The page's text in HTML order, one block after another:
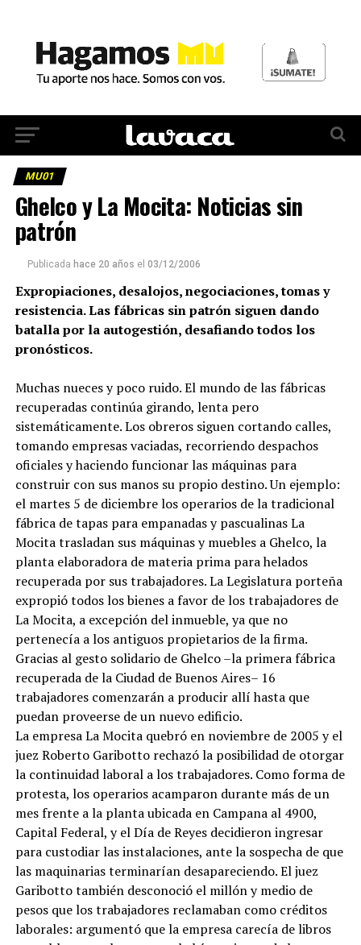
MU01
Ghelco y La Mocita: Noticias sin
patrón
Publicada hace 20 años el 03/12/2006
Expropiaciones, desalojos, negociaciones, tomas y
resistencia. Las fábricas sin patrón siguen dando
batalla por la autogestión, desafiando todos los
pronósticos.
Muchas nueces y poco ruido. El mundo de las fábricas
recuperadas continúa girando, lenta pero
sistemáticamente. Los obreros siguen cortando calles,
tomando empresas vaciadas, recorriendo despachos
oficiales y haciendo funcionar las máquinas para
construir con sus manos su propio destino. Un ejemplo:
el martes 5 de diciembre los operarios de la tradicional
fábrica de tapas para empanadas y pascualinas La
Mocita trasladan sus máquinas y muebles a Ghelco, la
planta elaboradora de materia prima para helados
recuperada por sus trabajadores. La Legislatura porteña
expropió todos los bienes a favor de los trabajadores de
La Mocita, a excepción del inmueble, ya que no
pertenecía a los antiguos propietarios de la firma.
Gracias al gesto solidario de Ghelco –la primera fábrica
recuperada de la Ciudad de Buenos Aires– 16
trabajadores comenzarán a producir allí hasta que
puedan proveerse de un nuevo edificio.
La empresa La Mocita quebró en noviembre de 2005 y el
juez Roberto Garibotto rechazó la posibilidad de otorgar
la continuidad laboral a los trabajadores. Como forma de
protesta, los operarios acamparon durante más de un
mes frente a la planta ubicada en Campana al 4900,
Capital Federal, y el Día de Reyes decidieron ingresar
para custodiar las instalaciones, ante la sospecha de que
las maquinarias terminarían desapareciendo. El juez
Garibotto también desconoció el millón y medio de
pesos que los trabajadores reclamaban como créditos
laborales: argumentó que la empresa carecía de libros